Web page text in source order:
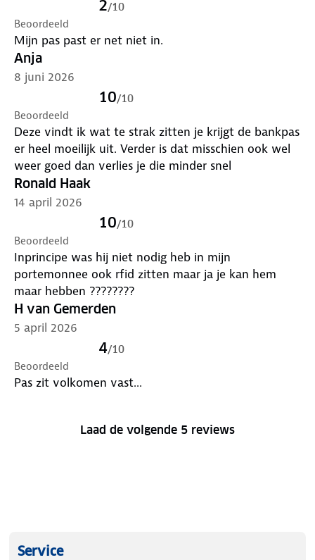
2/10
Beoordeeld
Mijn pas past er net niet in.
Anja
8 juni 2026
10/10
Beoordeeld
Deze vindt ik wat te strak zitten je krijgt de bankpas
er heel moeilijk uit. Verder is dat misschien ook wel
weer goed dan verlies je die minder snel
Ronald Haak
14 april 2026
10/10
Beoordeeld
Inprincipe was hij niet nodig heb in mijn
portemonnee ook rfid zitten maar ja je kan hem
maar hebben ????????
H van Gemerden
5 april 2026
4/10
Beoordeeld
Pas zit volkomen vast...
Laad de volgende 5 reviews
Service